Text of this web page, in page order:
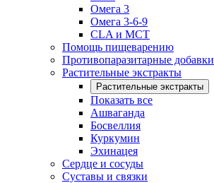
Омега 3
Омега 3-6-9
CLA и MCT
Помощь пищеварению
Противопаразитарные добавки
Растительные экстракты
Растительные экстракты
Показать все
Ашваганда
Босвеллия
Куркумин
Эхинацея
Сердце и сосуды
Суставы и связки